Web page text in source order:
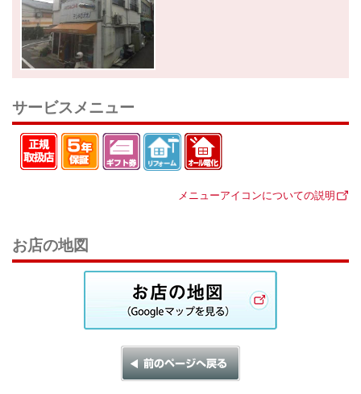
サービスメニュー
メニューアイコンについての説明
お店の地図